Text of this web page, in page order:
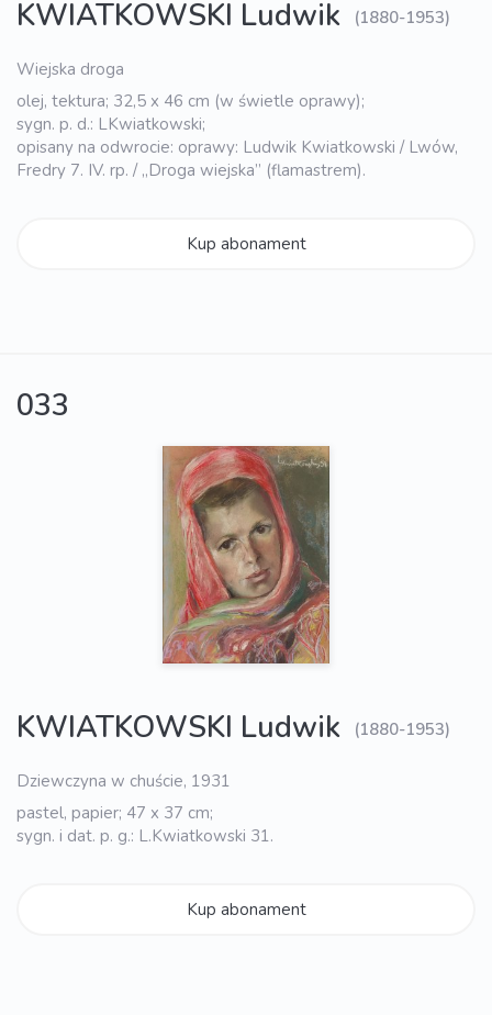
KWIATKOWSKI Ludwik (1880-1953)
Wiejska droga
olej, tektura; 32,5 x 46 cm (w świetle oprawy);
sygn. p. d.: LKwiatkowski;
opisany na odwrocie: oprawy: Ludwik Kwiatkowski / Lwów,
Fredry 7. IV. rp. / „Droga wiejska” (flamastrem).
Kup abonament
033
KWIATKOWSKI Ludwik (1880-1953)
Dziewczyna w chuście, 1931
pastel, papier; 47 x 37 cm;
sygn. i dat. p. g.: L.Kwiatkowski 31.
Kup abonament